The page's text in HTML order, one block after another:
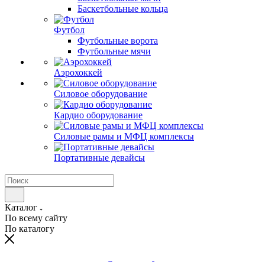
Баскетбольные кольца
Футбол
Футбольные ворота
Футбольные мячи
Аэрохоккей
Силовое оборудование
Кардио оборудование
Силовые рамы и МФЦ комплексы
Портативные девайсы
Каталог
По всему сайту
По каталогу